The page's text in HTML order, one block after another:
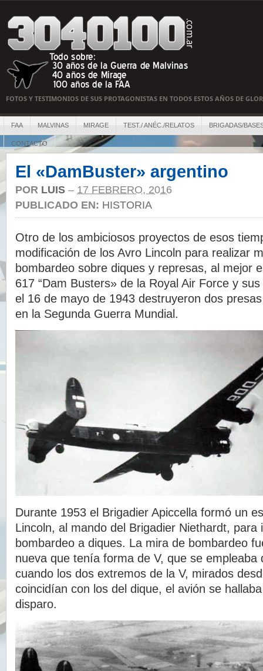
FOTOS Y TESTIMONIOS DE SUS PROTAGONISTAS EN TODOS ESTOS AÑOS DE
FAA MALVINAS MIRAGE TEST./ ANÉC./RELATOS BRIGADAS/
CONTACTO
El «DamBuster» argentino
POR LUIS – 17 FEBRERO, 2016
PUBLICADO EN: HISTORIA
Otro de los ambiciosos proyectos de esos
modificación de los Avro Lincoln para realizar
bombardeo sobre diques y represas, al mejor
617 “Dam Busters» de la Royal Air Force y
el 16 de mayo de 1943 destruyeron dos
en la Segunda Guerra Mundial.
Durante 1953 el Brigadier Apiccella formó un
Lincoln, al mando del Brigadier Niethardt, para
bombardeo a diques. La mira de bombardeo
nueva que tenía forma de V, que se empleaba
cuando los dos extremos de la V, mirados
coincidían con los del dique, el avión se
disparo.